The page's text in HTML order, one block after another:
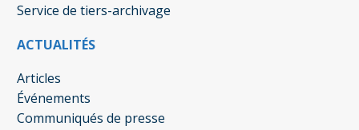
Service de tiers-archivage
ACTUALITÉS
Articles
Événements
Communiqués de presse